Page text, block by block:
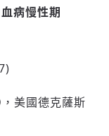
病慢性期
美國德克薩斯